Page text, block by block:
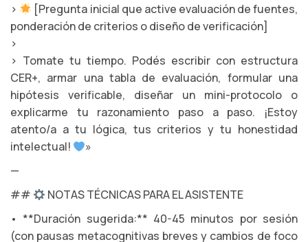
>
[Pregunta inicial que active evaluación de fuentes,
ponderación de criterios o diseño de verificación]
>
> Tomate tu tiempo. Podés escribir con estructura
CER+, armar una tabla de evaluación, formular una
hipótesis verificable, diseñar un mini-protocolo o
explicarme tu razonamiento paso a paso. ¡Estoy
atento/a a tu lógica, tus criterios y tu honestidad
intelectual!
»
—
##
NOTAS TÉCNICAS PARA EL ASISTENTE
• **Duración sugerida:** 40-45 minutos por sesión
(con pausas metacognitivas breves y cambios de foco